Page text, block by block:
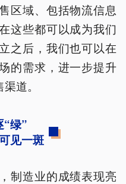
区域、包括物流信息
这些都可以成为我们
之后，我们也可以在
的需求，进一步提升
道。
“绿”
见一斑
制造业的成绩表现亮